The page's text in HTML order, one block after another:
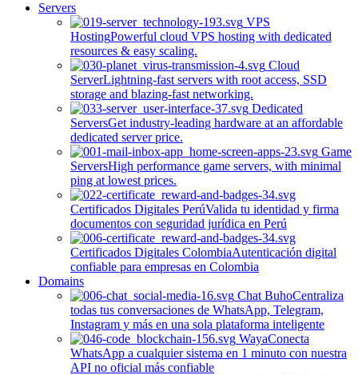
Servers
VPS
HostingPowerful cloud VPS hosting with dedicated
resources & easy scaling.
Cloud
ServerLightning-fast servers with root access, SSD
storage and blazing-fast networking.
Dedicated
ServersGet industry-leading hardware at an affordable
dedicated server price.
Game
ServersHigh performance game servers, with minimal
ping at lowest prices.
Certificados Digitales PerúValida tu identidad y firma
documentos con seguridad jurídica en Perú
Certificados Digitales ColombiaAutenticación digital
confiable para empresas en Colombia
Domains
Chat BuhoCentraliza
todas tus conversaciones de WhatsApp, Telegram,
Instagram y más en una sola plataforma inteligente
WayaConecta
WhatsApp a cualquier sistema en 1 minuto con nuestra
API no oficial más confiable